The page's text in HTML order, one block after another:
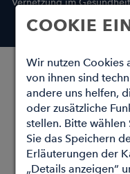
Vernetzung im
COOKIE
Wir nutzen Cookies
von ihnen sind
andere uns helfen,
oder zusätzliche
stellen. Bitte wählen
Sie das Speichern
Erläuterungen der
„Details anzeigen“